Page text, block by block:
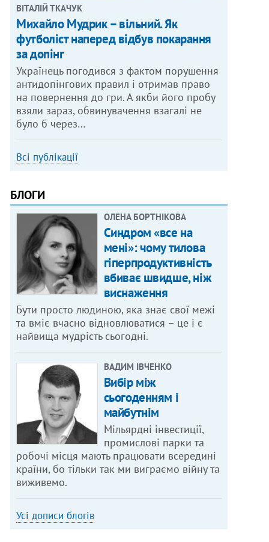
ВІТАЛІЙ ТКАЧУК
Михайло Мудрик – вільний. Як
футболіст наперед відбув покарання
за допінг
Українець погодився з фактом порушення
антидопінгових правил і отримав право
на повернення до гри. А якби його пробу
взяли зараз, обвинувачення взагалі не
було б через…
Всі публікації
БЛОГИ
ОЛЕНА БОРТНІКОВА
Синдром «все на
мені»: чому тилова
гіперпродуктивність
вбиває швидше, ніж
виснаження
Бути просто людиною, яка знає свої межі
та вміє вчасно відновлюватися – це і є
найвища мудрість сьогодні.
ВАДИМ ІВЧЕНКО
Вибір між
сьогоденням і
майбутнім
Мільярдні інвестиції,
промислові парки та
робочі місця мають працювати всередині
країни, бо тільки так ми виграємо війну та
виживемо.
Усі дописи блогів